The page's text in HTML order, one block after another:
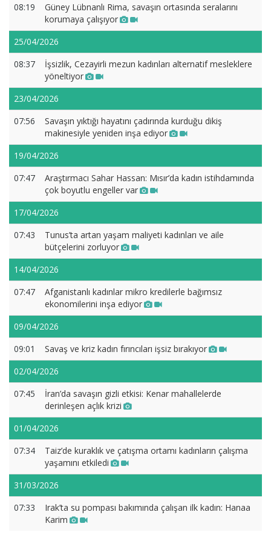
08:19
Güney Lübnanlı Rima, savaşın ortasında seralarını
korumaya çalışıyor
25/04/2026
08:37
İşsizlik, Cezayirli mezun kadınları alternatif mesleklere
yöneltiyor
23/04/2026
07:56
Savaşın yıktığı hayatını çadırında kurduğu dikiş
makinesiyle yeniden inşa ediyor
19/04/2026
07:47
Araştırmacı Sahar Hassan: Mısır’da kadın istihdamında
çok boyutlu engeller var
17/04/2026
07:43
Tunus’ta artan yaşam maliyeti kadınları ve aile
bütçelerini zorluyor
14/04/2026
07:47
Afganistanlı kadınlar mikro kredilerle bağımsız
ekonomilerini inşa ediyor
09/04/2026
09:01
Savaş ve kriz kadın fırıncıları işsiz bırakıyor
02/04/2026
07:45
İran’da savaşın gizli etkisi: Kenar mahallelerde
derinleşen açlık krizi
01/04/2026
07:34
Taiz’de kuraklık ve çatışma ortamı kadınların çalışma
yaşamını etkiledi
31/03/2026
07:33
Irak’ta su pompası bakımında çalışan ilk kadın: Hanaa
Karim